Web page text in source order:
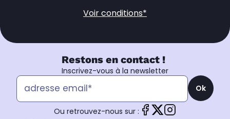
Voir conditions*
Restons en contact !
Inscrivez-vous à la newsletter
Ok
Ou retrouvez-nous sur :